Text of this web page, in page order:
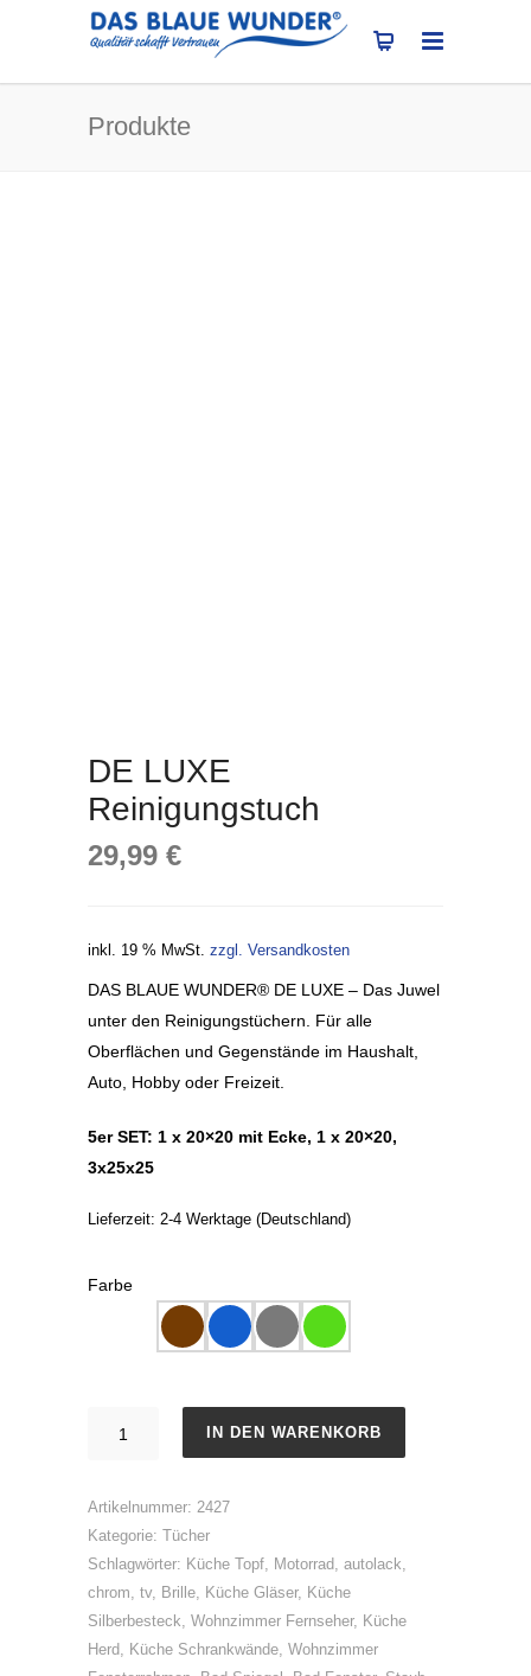
Produkte
DE LUXE
Reinigungstuch
29,99 €
inkl. 19 % MwSt. zzgl. Versandkosten
DAS BLAUE WUNDER® DE LUXE – Das Juwel
unter den Reinigungstüchern. Für alle
Oberflächen und Gegenstände im Haushalt,
Auto, Hobby oder Freizeit.
5er SET: 1 x 20×20 mit Ecke, 1 x 20×20,
3x25x25
Lieferzeit: 2-4 Werktage (Deutschland)
Farbe
Menge
IN DEN WARENKORB
Artikelnummer: 2427
Kategorie: Tücher
Schlagwörter: Küche Topf, Motorrad, autolack,
chrom, tv, Brille, Küche Gläser, Küche
Silberbesteck, Wohnzimmer Fernseher, Küche
Herd, Küche Schrankwände, Wohnzimmer